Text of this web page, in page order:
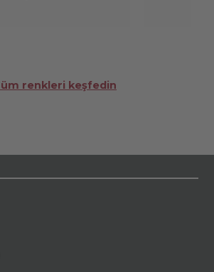
renkleri keşfedin